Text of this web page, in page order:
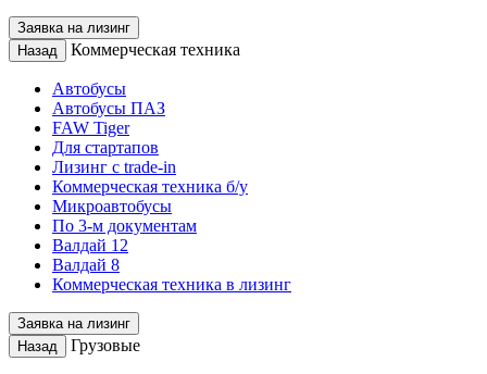
Заявка на лизинг
Назад
Коммерческая техника
Автобусы
Автобусы ПАЗ
FAW Tiger
Для стартапов
Лизинг с trade-in
Коммерческая техника б/у
Микроавтобусы
По 3-м документам
Валдай 12
Валдай 8
Коммерческая техника в лизинг
Заявка на лизинг
Назад
Грузовые